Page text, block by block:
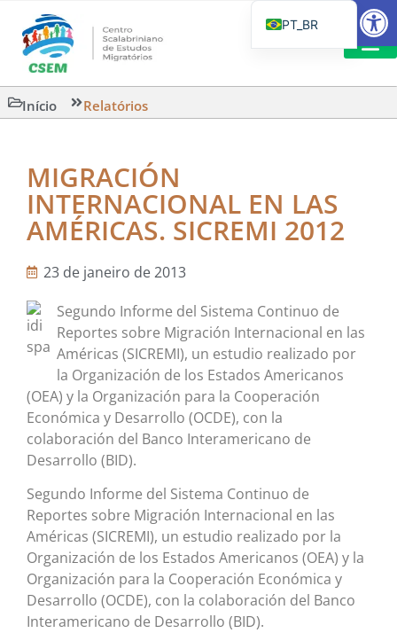
Início Relatórios
MIGRACIÓN
INTERNACIONAL EN LAS
AMÉRICAS. SICREMI 2012
23 de janeiro de 2013
Segundo Informe del Sistema Continuo de
Reportes sobre Migración Internacional en las
Américas (SICREMI), un estudio realizado por
la Organización de los Estados Americanos
(OEA) y la Organización para la Cooperación
Económica y Desarrollo (OCDE), con la
colaboración del Banco Interamericano de
Desarrollo (BID).
Segundo Informe del Sistema Continuo de
Reportes sobre Migración Internacional en las
Américas (SICREMI), un estudio realizado por la
Organización de los Estados Americanos (OEA) y la
Organización para la Cooperación Económica y
Desarrollo (OCDE), con la colaboración del Banco
Interamericano de Desarrollo (BID).
PT_BR
IT